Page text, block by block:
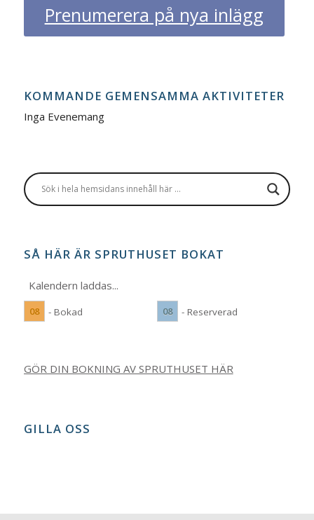
Prenumerera på nya inlägg
KOMMANDE GEMENSAMMA AKTIVITETER
Inga Evenemang
SÅ HÄR ÄR SPRUTHUSET BOKAT
Kalendern laddas...
08 - Bokad 08 - Reserverad
GÖR DIN BOKNING AV SPRUTHUSET HÄR
GILLA OSS